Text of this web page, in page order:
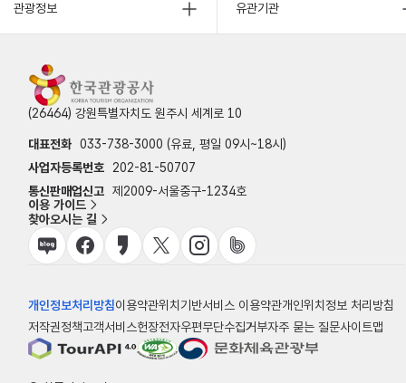
관광정보 유관기관
(26464) 강원특별자치도 원주시 세계로 10
대표전화 033-738-3000 (유료, 평일 09시~18시)
사업자등록번호
202-81-50707
통신판매업신고 제2009-서울중구-1234호
이용 가이드
찾아오시는 길
개인정보처리방침이용약관위치기반서비스 이용약관개인위치정보 처리방침
저작권정책고객서비스헌장전자우편무단수집거부자주 묻는 질문사이트맵